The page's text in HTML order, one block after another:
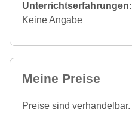
Unterrichtserfahrungen:
Keine Angabe
Meine Preise
Preise sind verhandelbar.